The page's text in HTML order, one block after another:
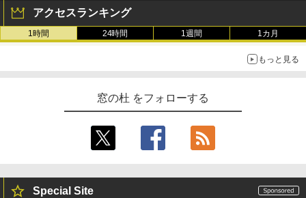
ンチディスプレイ、色調調節ライト、12
週間持続バッテリー、広告なし、ブラッ
ク
Amazon Kindle - 目に優しい、かさばら
ない、大きな画面で読みやすい、6週間持
書籍リーダー、ブラック、16GB、広告な
アクセスランキング
1時間 24時間 1週間 1カ月
もっと見る
窓の杜 をフォローする
Special Site